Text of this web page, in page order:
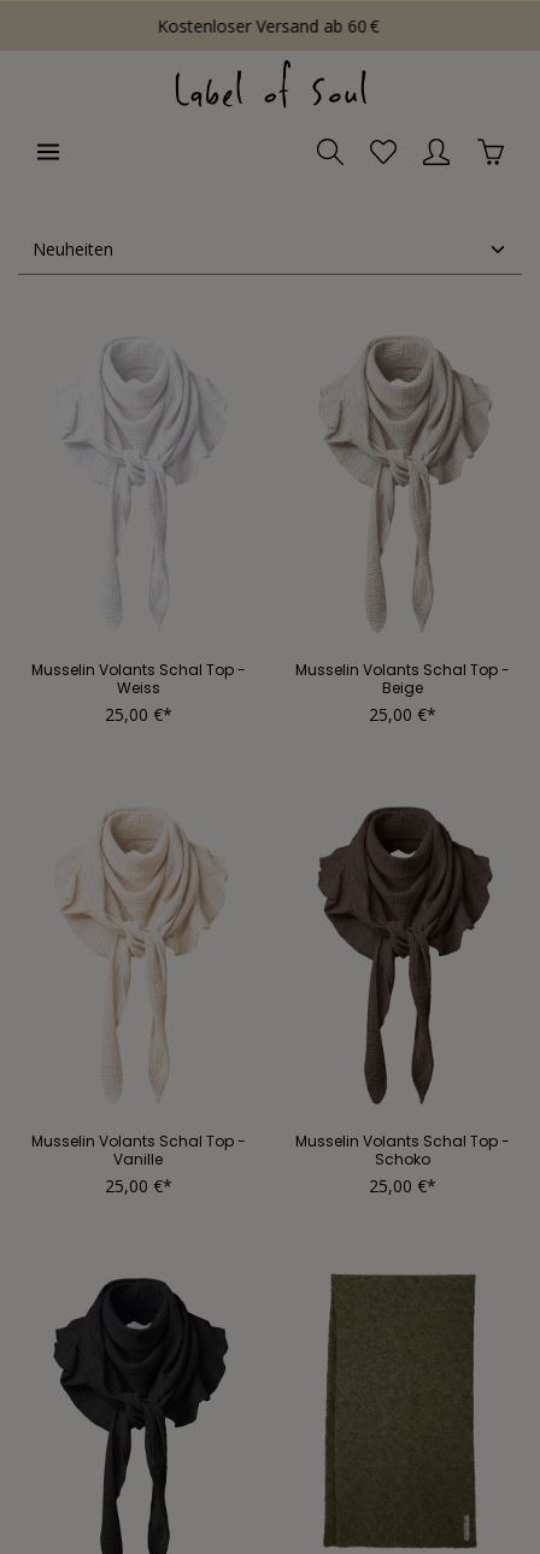
Kostenloser Versand ab 60 €
Musselin Volants Schal Top -
Weiss
25,00 €*
Musselin Volants Schal Top -
Beige
25,00 €*
Musselin Volants Schal Top -
Vanille
25,00 €*
Musselin Volants Schal Top -
Schoko
25,00 €*